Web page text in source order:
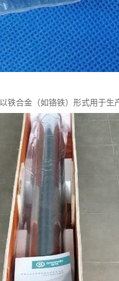
铁合金（如铬铁）形式用于生